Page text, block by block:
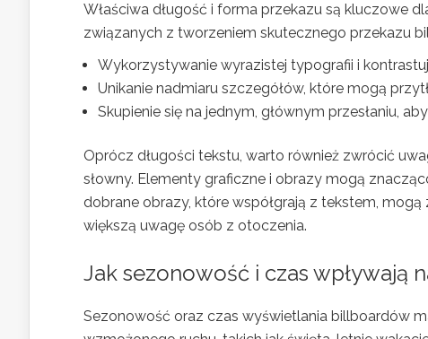
Właściwa długość i forma przekazu są kluczowe
związanych z tworzeniem skutecznego przekazu
Wykorzystywanie wyrazistej typografii i
Unikanie nadmiaru szczegółów, które mogą
Skupienie się na jednym, głównym przesłaniu,
Oprócz długości tekstu, warto również zwrócić
słowny. Elementy graficzne i obrazy mogą
dobrane obrazy, które współgrają z tekstem,
większą uwagę osób z otoczenia.
Jak sezonowość i czas wpływają
Sezonowość oraz czas wyświetlania billboardów